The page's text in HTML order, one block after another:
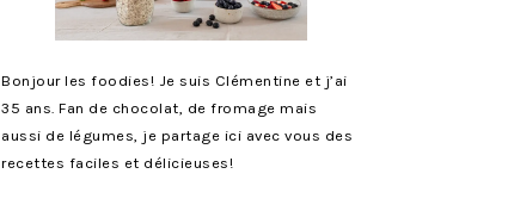
Bonjour les foodies! Je suis Clémentine et j’ai
35 ans. Fan de chocolat, de fromage mais
aussi de légumes, je partage ici avec vous des
recettes faciles et délicieuses!